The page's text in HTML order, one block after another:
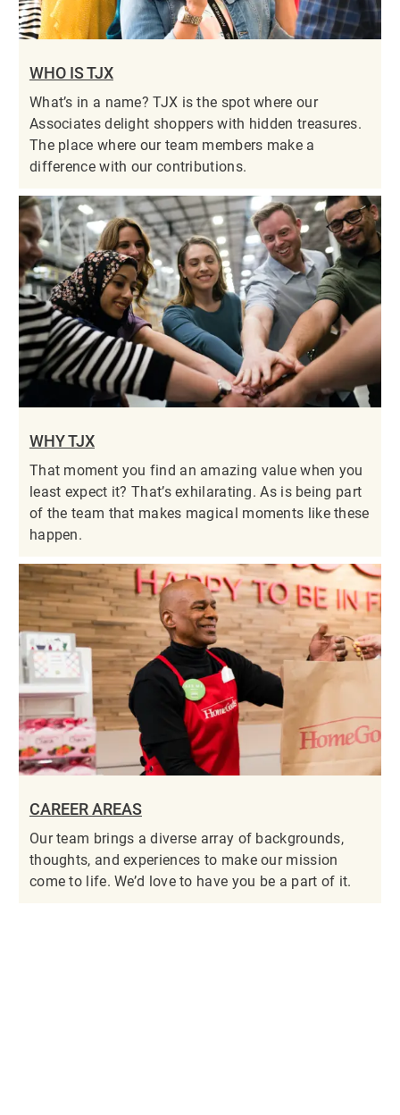
WHO IS TJX
What’s in a name? TJX is the spot where our
Associates delight shoppers with hidden treasures.
The place where our team members make a
difference with our contributions.
WHY TJX
That moment you find an amazing value when you
least expect it? That’s exhilarating. As is being part
of the team that makes magical moments like these
happen.
CAREER AREAS
Our team brings a diverse array of backgrounds,
thoughts, and experiences to make our mission
come to life. We’d love to have you be a part of it.